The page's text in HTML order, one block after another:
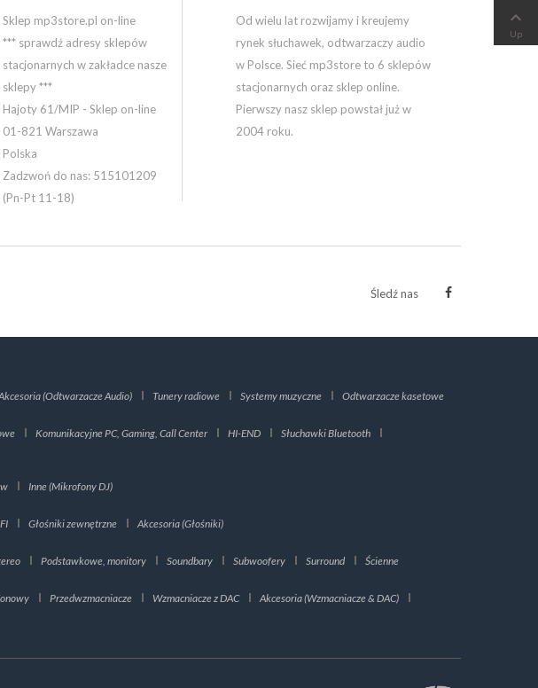
Sklep mp3store.pl on-line
*** sprawdź adresy sklepów
stacjonarnych w zakładce nasze
sklepy ***
Hajoty 61/MIP - Sklep on-line
01-821 Warszawa
Polska
Zadzwoń do nas: 515101209
(Pn-Pt 11-18)
Od wielu lat rozwijamy i kreujemy
rynek słuchawek, odtwarzaczy audio
w Polsce. Sieć mp3store to 6 sklepów
stacjonarnych oraz sklep online.
Pierwszy nasz sklep powstał już w
2004 roku.
Śledź nas
(Odtwarzacze Audio) Tunery radiowe Systemy muzyczne Odtwarzacze kasetowe
Komunikacyjne PC, Gaming, Call Center HI-END
Słuchawki Bluetooth
Inne (Mikrofony DJ)
Głośniki zewnętrzne Akcesoria (Głośniki)
Podstawkowe, monitory Soundbary Subwoofery Surround Ścienne
Przedwzmacniacze Wzmacniacze z DAC
Akcesoria (Wzmacniacze & DAC)

Up